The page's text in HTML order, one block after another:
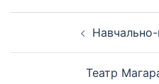
Навчально-
Театр